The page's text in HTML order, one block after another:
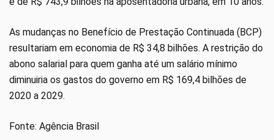
As mudanças no Benefício de Prestação Continuada (BCP)
resultariam em economia de R$ 34,8 bilhões. A restrição do
abono salarial para quem ganha até um salário mínimo
diminuiria os gastos do governo em R$ 169,4 bilhões de
2020 a 2029.
Fonte: Agência Brasil